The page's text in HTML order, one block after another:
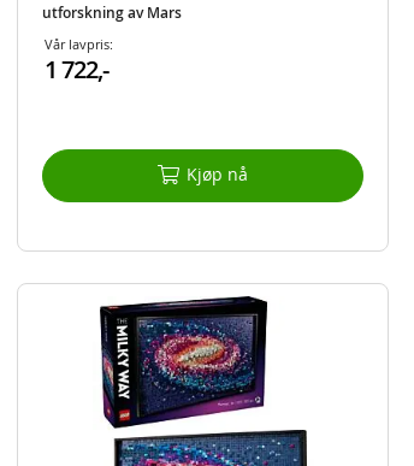
utforskning av Mars
Vår lavpris:
1 722,-
Kjøp nå